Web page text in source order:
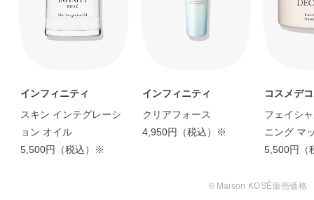
ング リニュ …
インフィニティ
スキン インテグレーシ
ョン オイル
5,500円（税込）※
インフィニティ
クリアフォース
4,950円（税込）※
コスメデ
フェイシ
ニング マ
ーム
5,500円（
※Maison KOSÉ販売価格